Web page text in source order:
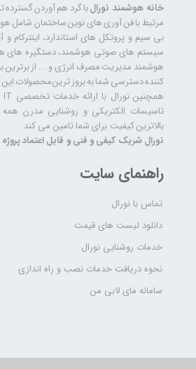
راهنمای سایت
تماس با نورال
دانلود لیست های قیمت
خدمات روشنایی نورال
نحوه دریافت خدمات نصب و راه اندازی
سامانه مای لابی من
خانه هوشمند نورالبا گرد هم آوردن
مرتبط با فن آوری های نوین ساختمان شامل
بی سیم و پروتکل های استاندارد، اینترکام
سیستم های صوتی هوشمند، دستگیره های
هوشمند مدیریت مصرف انرژی و ... از برترین
کننده دسترسی شما به بروز ترین محصولات
تاسیسات الکتریکی و روشنایی مدرن همه
بالاترین کیفیت برای شما تامین می کند.
نورال شریک کیفی و فنی و قابل اعتماد